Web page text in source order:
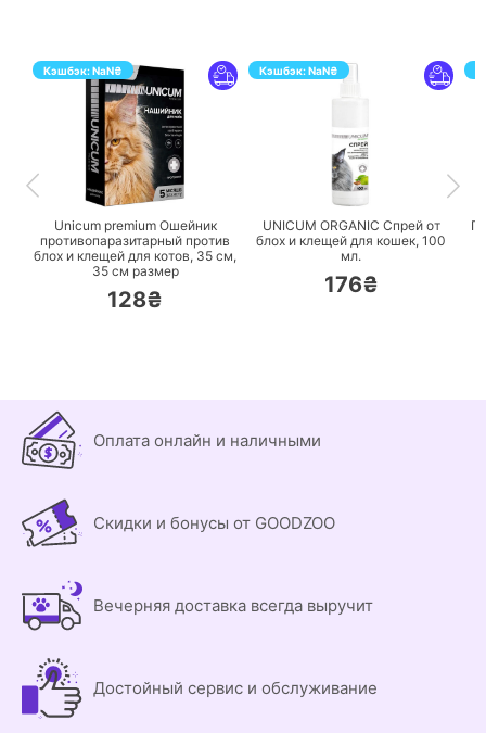
Кэшбэк:NaN₴
ПЕРЕЙТИ
Unicum premium Ошейник
противопаразитарный против
блох и клещей для котов, 35 см,
35 см размер
128₴
Кэшбэк:NaN₴
ПЕРЕЙТИ
UNICUM ORGANIC Спрей от
блох и клещей для кошек, 100
мл.
176₴
Оплата онлайн и наличными
Скидки и бонусы от GOODZOO
Вечерняя доставка всегда выручит
Достойный сервис и обслуживание